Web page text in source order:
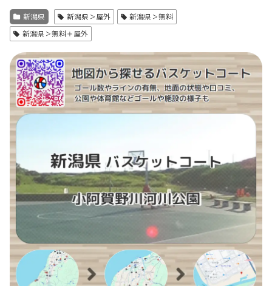
新潟県 新潟県＞屋外
新潟県＞無料
新潟県＞無料＋屋外